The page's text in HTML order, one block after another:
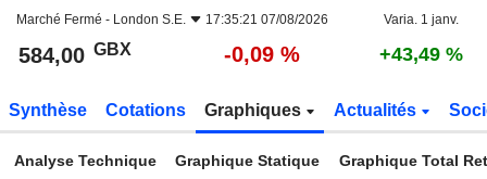
Marché Fermé - London S.E. 17:35:21 07/08/2026 Varia. 1 janv.
584,00 GBX -0,09 % +43,49 %
Synthèse Cotations Graphiques Actualités
Analyse Technique Graphique Statique Graphique Total